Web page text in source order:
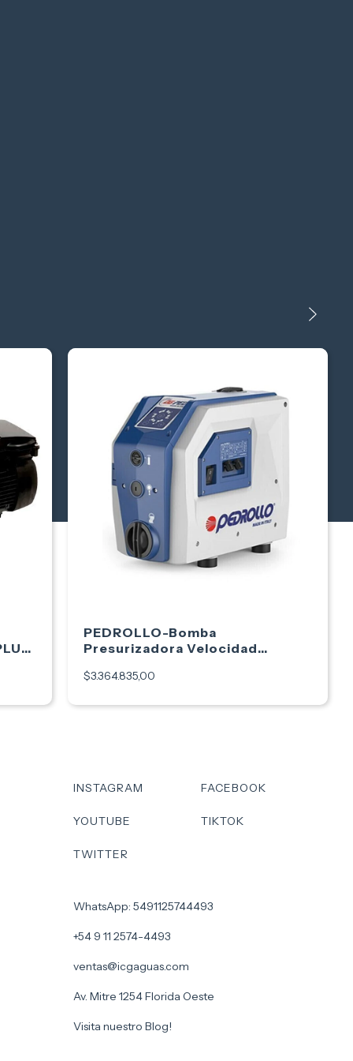
PEDROLLO-Bomba
Presurizadora Velocidad
$3.364.835,00
INSTAGRAM FACEBOOK
YOUTUBE TIKTOK
TWITTER
WhatsApp: 5491125744493
+54 9 11 2574-4493
ventas@icgaguas.com
Av. Mitre 1254 Florida Oeste
Visita nuestro Blog!